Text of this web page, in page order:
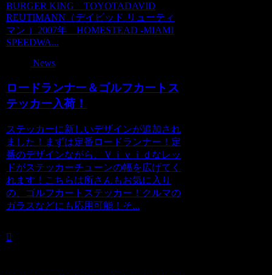
BURGER KING TOYOTADAVID
REUTIMANN（デイビッド リューティ
マン ）2007年 HOMESTEAD -MIAMI
SPEEDWA...
News
ロードランナー＆ゴルフカートス
テッカー入荷！
ステッカーに新しいデザインが追加され
ました！まずは定番ロードランナー！定
番のデザインながら、Ｖｉｖｉｄなレッ
ドがステッカーチューンの幅を広げてく
れます！こちらは所さんもお気に入り
の、ゴルフカートステッカー！クルマの
ガラスなどにも応用可能！そ...